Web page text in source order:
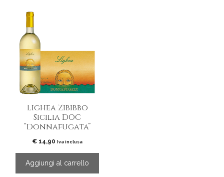
Lighea Zibibbo
Sicilia DOC
“Donnafugata”
€14,90 Iva inclusa
Aggiungi al carrello